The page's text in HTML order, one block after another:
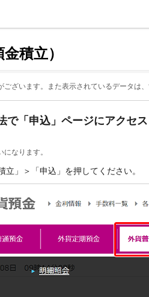
積立）
ざいます。また表示されているデータは、
で「申込」ページにアクセス
なります。
」＞「申込」を押してください。